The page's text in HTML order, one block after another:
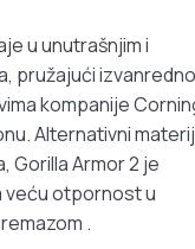
u unutrašnjim i
pružajući izvanredno
kompanije
Alternativni
Gorilla Armor 2 je
veću otpornost u
.